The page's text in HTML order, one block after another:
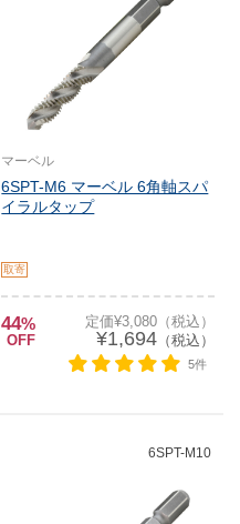
マーベル
6SPT-M6 マーベル 6角軸スパ
イラルタップ
取寄
44%
OFF
定価¥3,080（税込）
¥1,694（税込）
5件
6SPT-M10